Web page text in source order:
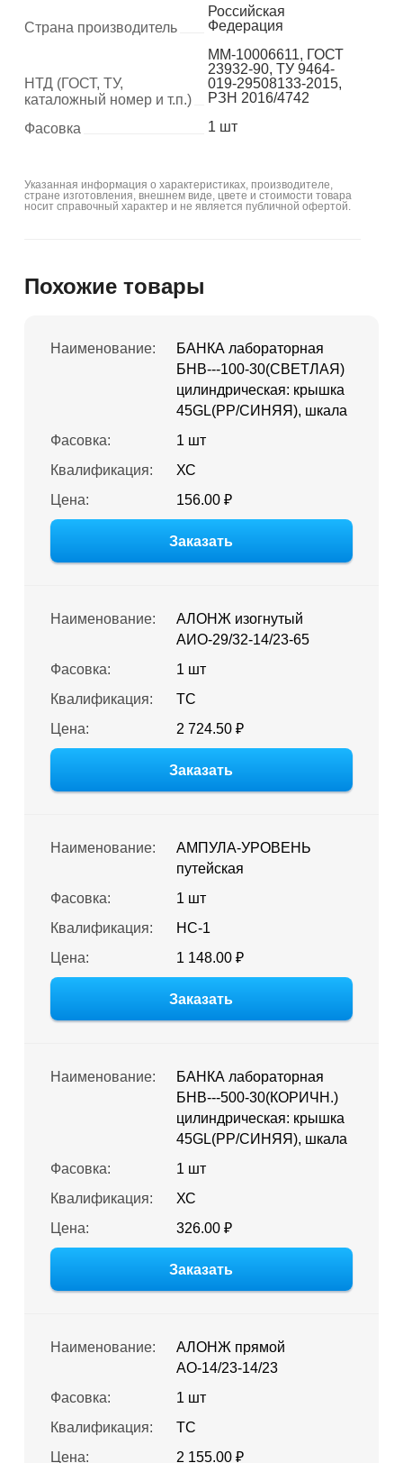
Страна производитель
Российская
Федерация
НТД (ГОСТ, ТУ,
каталожный номер и т.п.)
MM-10006611, ГОСТ
23932-90, ТУ 9464-
019-29508133-2015,
РЗН 2016/4742
Фасовка
1 шт
Указанная информация о характеристиках, производителе,
стране изготовления, внешнем виде, цвете и стоимости товара
носит справочный характер и не является публичной офертой.
Похожие товары
Наименование:
БАНКА лабораторная
БНВ---100-30(СВЕТЛАЯ)
цилиндрическая: крышка
45GL(PP/СИНЯЯ), шкала
Фасовка:
1 шт
Квалификация:
ХС
Цена:
156.00 ₽
Заказать
Наименование:
АЛОНЖ изогнутый
АИО-29/32-14/23-65
Фасовка:
1 шт
Квалификация:
ТС
Цена:
2 724.50 ₽
Заказать
Наименование:
АМПУЛА-УРОВЕНЬ
путейская
Фасовка:
1 шт
Квалификация:
НС-1
Цена:
1 148.00 ₽
Заказать
Наименование:
БАНКА лабораторная
БНВ---500-30(КОРИЧН.)
цилиндрическая: крышка
45GL(PP/СИНЯЯ), шкала
Фасовка:
1 шт
Квалификация:
ХС
Цена:
326.00 ₽
Заказать
Наименование:
АЛОНЖ прямой
АО-14/23-14/23
Фасовка:
1 шт
Квалификация:
ТС
Цена:
2 155.00 ₽